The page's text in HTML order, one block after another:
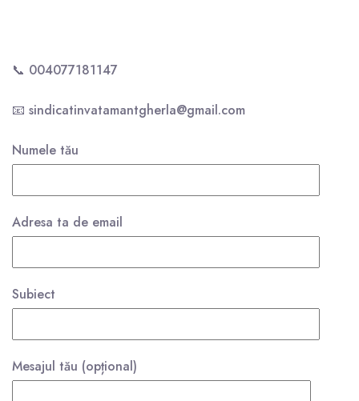
📞 004077181147
📧 sindicatinvatamantgherla@gmail.com
Numele tău
Adresa ta de email
Subiect
Mesajul tău (opțional)